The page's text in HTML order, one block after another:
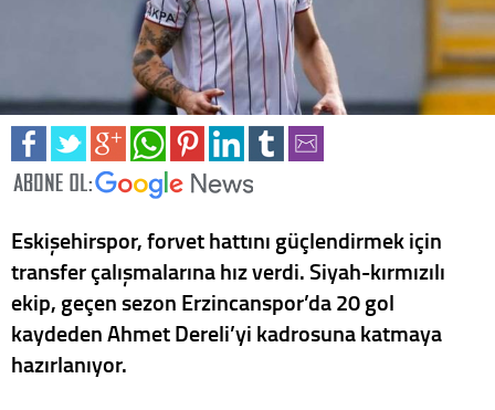
Eskişehirspor, forvet hattını güçlendirmek için
transfer çalışmalarına hız verdi. Siyah-kırmızılı
ekip, geçen sezon Erzincanspor’da 20 gol
kaydeden Ahmet Dereli’yi kadrosuna katmaya
hazırlanıyor.